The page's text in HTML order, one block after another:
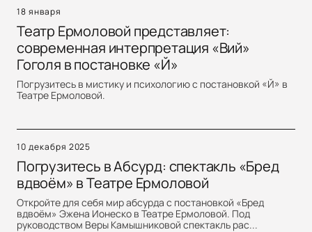
18 января
Театр Ермоловой представляет:
современная интерпретация «Вий»
Гоголя в постановке «Й»
Погрузитесь в мистику и психологию с постановкой «Й» в
Театре Ермоловой.
10 декабря 2025
Погрузитесь в Абсурд: спектакль «Бред
вдвоём» в Театре Ермоловой
Откройте для себя мир абсурда с постановкой «Бред
вдвоём» Эжена Ионеско в Театре Ермоловой. Под
руководством Веры Камышниковой спектакль рас...